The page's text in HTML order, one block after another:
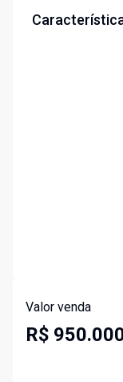
Valor venda
R$